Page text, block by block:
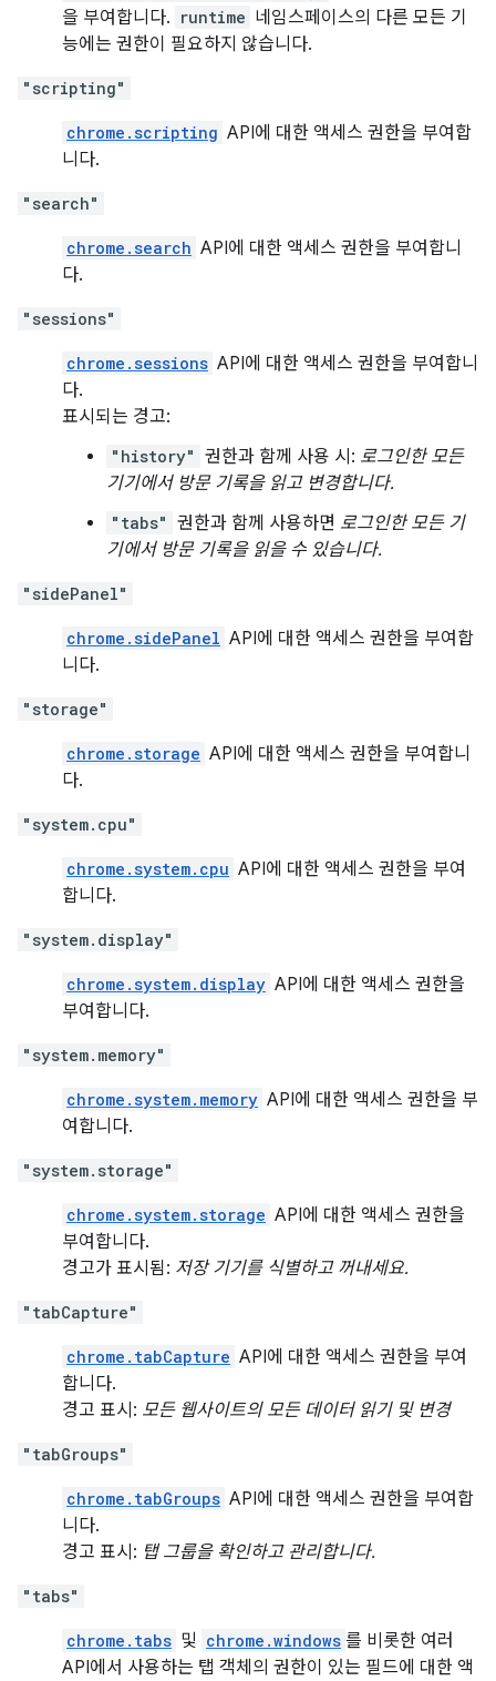
을 부여합니다. runtime 네임스페이스의 다른 모든 기
능에는 권한이 필요하지 않습니다.
"scripting"
chrome.scripting API에 대한 액세스 권한을 부여합
니다.
"search"
chrome.search API에 대한 액세스 권한을 부여합니
다.
"sessions"
chrome.sessions API에 대한 액세스 권한을 부여합니
다.
표시되는 경고:
"history" 권한과 함께 사용 시: 로그인한 모든
기기에서 방문 기록을 읽고 변경합니다.
"tabs" 권한과 함께 사용하면 로그인한 모든 기
기에서 방문 기록을 읽을 수 있습니다.
"sidePanel"
chrome.sidePanel API에 대한 액세스 권한을 부여합
니다.
"storage"
chrome.storage API에 대한 액세스 권한을 부여합니
다.
"system.cpu"
chrome.system.cpu API에 대한 액세스 권한을 부여
합니다.
"system.display"
chrome.system.display API에 대한 액세스 권한을
부여합니다.
"system.memory"
chrome.system.memory API에 대한 액세스 권한을 부
여합니다.
"system.storage"
chrome.system.storage API에 대한 액세스 권한을
부여합니다.
경고가 표시됨: 저장 기기를 식별하고 꺼내세요.
"tabCapture"
chrome.tabCapture API에 대한 액세스 권한을 부여
합니다.
경고 표시: 모든 웹사이트의 모든 데이터 읽기 및 변경
"tabGroups"
chrome.tabGroups API에 대한 액세스 권한을 부여합
니다.
경고 표시: 탭 그룹을 확인하고 관리합니다.
"tabs"
chrome.tabs 및 chrome.windows 를 비롯한 여러
API에서 사용하는 탭 객체의 권한이 있는 필드에 대한 액